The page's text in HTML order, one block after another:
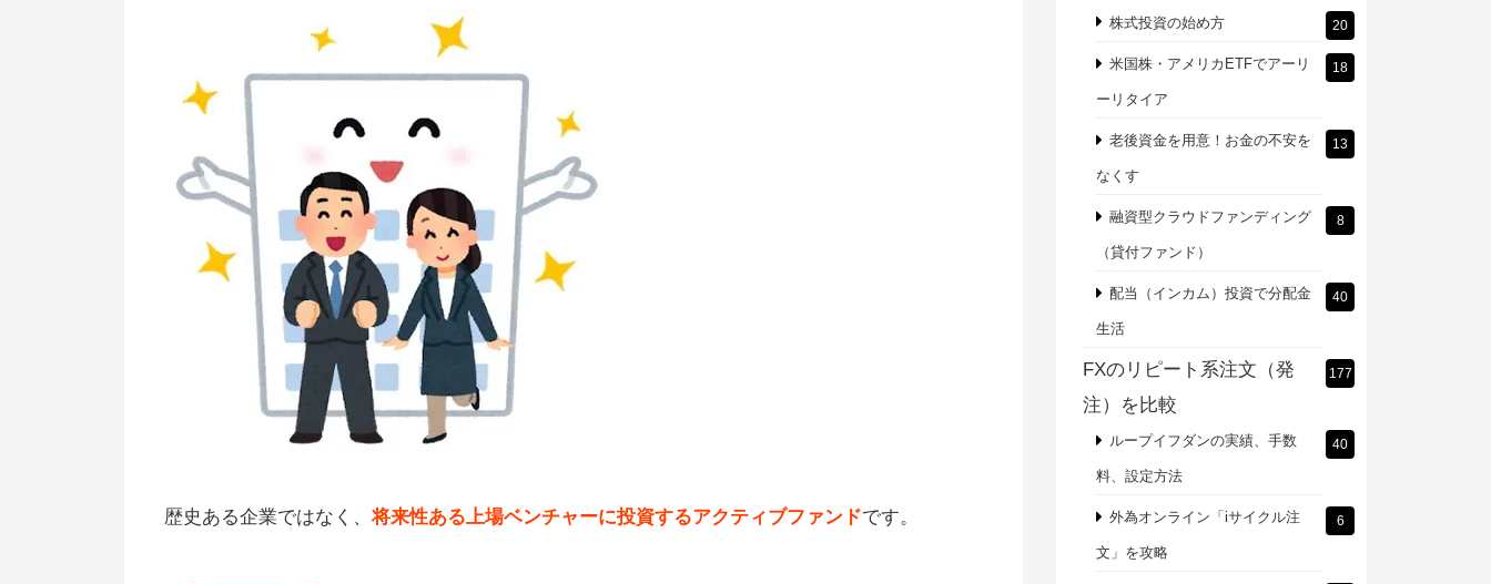
歴史ある企業ではなく、将来性ある上場ベンチャーに投資するアクティブファンドです。
株式投資の始め方 20
米国株・アメリカETFでアーリ
ーリタイア
18
老後資金を用意！お金の不安を
なくす
13
融資型クラウドファンディング
（貸付ファンド）
8
配当（インカム）投資で分配金
生活
40
FXのリピート系注文（発
注）を比較
177
ループイフダンの実績、手数
料、設定方法
40
外為オンライン「iサイクル注
文」を攻略
6